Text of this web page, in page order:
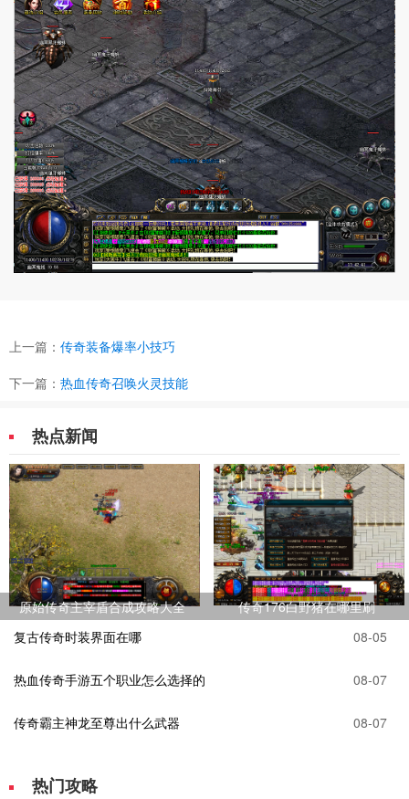
上一篇： 传奇装备爆率小技巧
下一篇： 热血传奇召唤火灵技能
热点新闻
原始传奇主宰盾合成攻略大全
传奇176白野猪在哪里刷
复古传奇时装界面在哪
08-05
热血传奇手游五个职业怎么选择的 08-07
传奇霸主神龙至尊出什么武器 08-07
热门攻略